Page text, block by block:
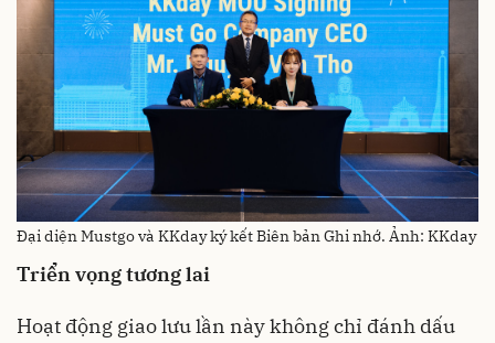
Đại diện Mustgo và KKday ký kết Biên bản Ghi nhớ. Ảnh: KKday
Triển vọng tương lai
Hoạt động giao lưu lần này không chỉ đánh dấu